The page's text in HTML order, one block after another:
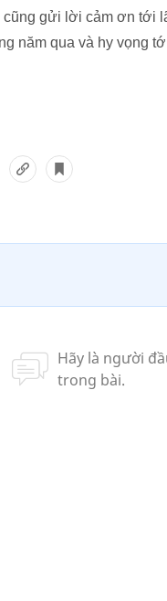
gửi lời cảm ơn tới
năm qua và hy vọng